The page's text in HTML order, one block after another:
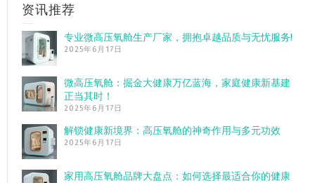
资讯推荐
专业微高压氧舱生产厂家，拥抱卓越品质与无忧服务!
2025年6月17日
微高压氧舱：掘金大健康万亿蓝海，家庭健康新基建
正当其时！
2025年6月17日
解锁健康新境界：高压氧舱的神奇作用与多元功效
2025年6月17日
家用高压氧舱品牌大盘点：如何选择最适合你的健康